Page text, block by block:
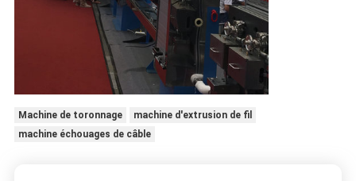
Machine de toronnage
machine d'extrusion de fil
machine échouages de câble